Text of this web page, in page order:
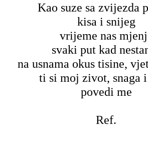
Kao suze sa zvijezda
kisa i snijeg
vrijeme nas
svaki put kad
na usnama okus tisine,
ti si moj zivot, snaga
povedi me
Ref.